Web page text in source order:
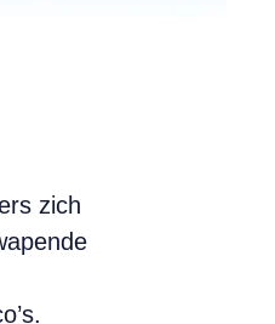
zich